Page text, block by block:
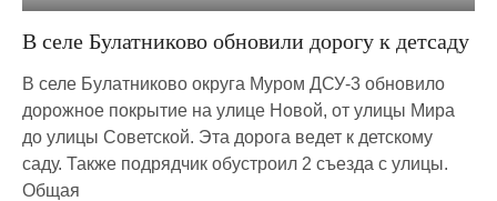
В селе Булатниково обновили дорогу к детсаду
В селе Булатниково округа Муром ДСУ-3 обновило
дорожное покрытие на улице Новой, от улицы Мира
до улицы Советской. Эта дорога ведет к детскому
саду. Также подрядчик обустроил 2 съезда с улицы.
Общая